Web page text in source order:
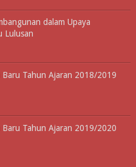
dalam Upaya
Lulusan
Baru Tahun Ajaran 2018/2019
Baru Tahun Ajaran 2019/2020